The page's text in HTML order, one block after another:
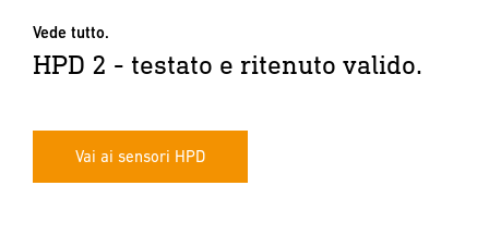
Vede tutto.
HPD 2 - testato e ritenuto valido.
Vai ai sensori HPD